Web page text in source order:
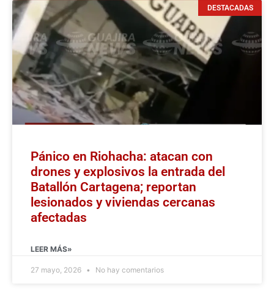
DESTACADAS
Pánico en Riohacha: atacan con
drones y explosivos la entrada del
Batallón Cartagena; reportan
lesionados y viviendas cercanas
afectadas
LEER MÁS»
27 mayo, 2026 No hay comentarios